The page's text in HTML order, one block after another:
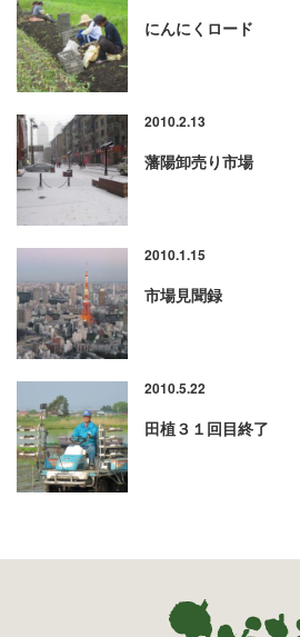
にんにくロード
2010.2.13
藩陽卸売り市場
2010.1.15
市場見聞録
2010.5.22
田植３１回目終了